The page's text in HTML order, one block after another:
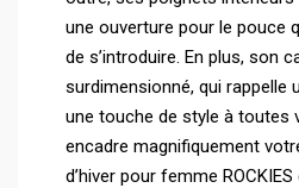
une ouverture pour le pouce
de s’introduire. En plus, son
surdimensionné, qui rappelle
une touche de style à toutes
encadre magnifiquement
d’hiver pour femme